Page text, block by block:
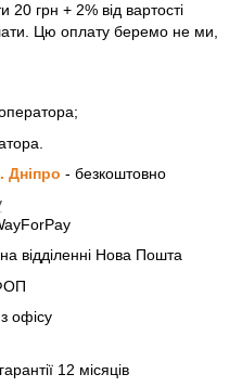
20 грн + 2% від вартості
Цю оплату беремо не ми,
Дніпро - безкоштовно
відділенні Нова Пошта
офісу
12 місяців